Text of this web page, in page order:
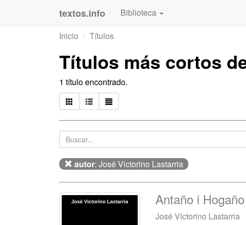
textos.info Biblioteca
Inicio
Títulos
Títulos más cortos
1 título encontrado.
autor: José Victorino Lastarria
Antaño i Hogaño
José Victorino Lastarria